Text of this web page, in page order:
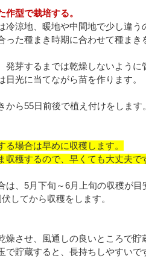
作型で栽培する。
冷涼地、暖地や中間地で少し違う
った種まき時期に合わせて種まき
発芽するまでは乾燥しないように
日光に当てながら苗を作ります。
から55日前後で植え付けをします。
る場合は早めに収穫します。
収穫するので、早くても大丈夫で
は、5月下旬～6月上旬の収穫が目
してから収穫をします。
燥させ、風通しの良いところで貯
で貯蔵すると、長持ちしやすいで